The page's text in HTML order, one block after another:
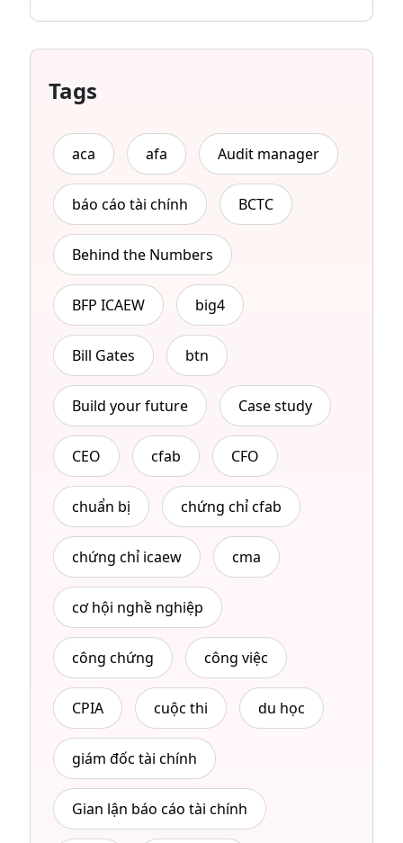
Tags
aca afa Audit manager
báo cáo tài chính BCTC
Behind the Numbers
BFP ICAEW big4
Bill Gates btn
Build your future Case study
CEO cfab CFO
chuẩn bị chứng chỉ cfab
chứng chỉ icaew cma
cơ hội nghề nghiệp
công chứng công việc
CPIA cuộc thi du học
giám đốc tài chính
Gian lận báo cáo tài chính